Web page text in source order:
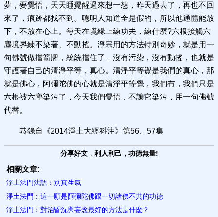
夢，要覺悟，天天睡覺醒過來想一想，昨天過去了，再也不回
來了，痕跡都找不到。聰明人知道全是假的，所以他通體能放
下，不放在心上。每天在境緣上練功夫，練什麼?六根接觸六
塵境界練不染著、不動搖。淨宗用的方法特別奇妙，就是用一
句佛號做擋箭牌，統統擋住了，沒有污染，沒有動搖，也就是
守護著自己的清淨平等，真心。清淨平等覺是我們的真心，那
就是佛心，阿彌陀佛的心就是清淨平等覺，我們有，我們只是
六根被六塵染污了，今天我們覺悟，不讓它染污，用一句佛號
代替。
恭錄自《2014淨土大經科注》第56、57集
分享好文，利人利己，功德無量!
相關文章:
淨土法門法語：別真生氣
淨土法門：這一願是阿彌陀佛跟一切諸佛不共的功德
淨土法門：對治昏沈與妄念最好的方法是什麼？